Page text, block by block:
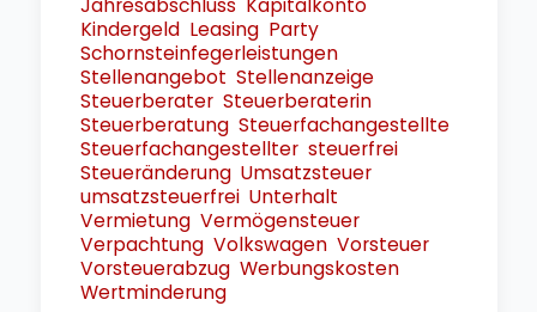
Jahresabschluss Kapitalkonto
Kindergeld Leasing Party
Schornsteinfegerleistungen
Stellenangebot Stellenanzeige
Steuerberater Steuerberaterin
Steuerberatung Steuerfachangestellte
Steuerfachangestellter steuerfrei
Steueränderung Umsatzsteuer
umsatzsteuerfrei Unterhalt
Vermietung Vermögensteuer
Verpachtung Volkswagen Vorsteuer
Vorsteuerabzug Werbungskosten
Wertminderung